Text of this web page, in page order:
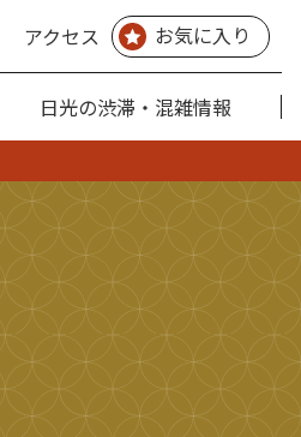
アクセス お気に入り
日光の渋滞・混雑情報